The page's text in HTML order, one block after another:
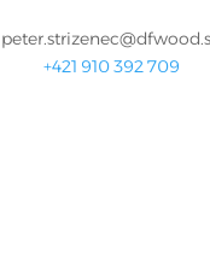
+421 910 392 709